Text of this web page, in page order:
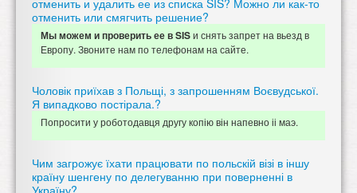
отменить и удалить ее из списка SIS? Можно ли как-то
отменить или смягчить решение?
Мы можем и проверить ее в SISи снять запрет на вьезд в
Европу. Звоните нам по телефонам на сайте.
Чоловік приїхав з Польщі, з запрошенням Воєвудської.
Я випадково постірала.?
Попросити у роботодавця другу копію він напевно іі маэ.
Чим загрожує їхати працювати по польскій візі в іншу
країну шенгену по делегуванню при поверненні в
Україну?